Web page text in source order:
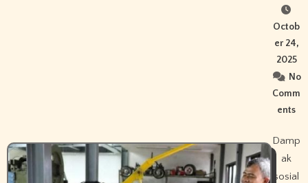
Octob
er 24,
2025
No
Comm
ents
Damp
ak
sosial